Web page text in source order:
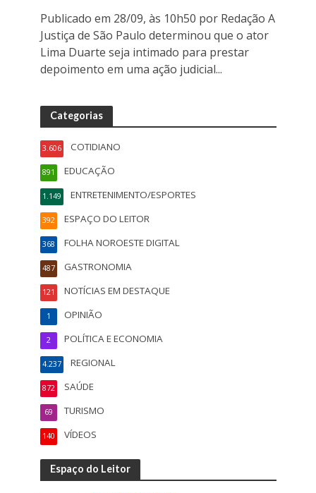
Publicado em 28/09, às 10h50 por Redação A
Justiça de São Paulo determinou que o ator
Lima Duarte seja intimado para prestar
depoimento em uma ação judicial...
Categorias
COTIDIANO
3.606
EDUCAÇÃO
891
ENTRETENIMENTO/ESPORTES
1.149
ESPAÇO DO LEITOR
392
FOLHA NOROESTE DIGITAL
368
GASTRONOMIA
487
NOTÍCIAS EM DESTAQUE
121
OPINIÃO
1
POLÍTICA E ECONOMIA
2
REGIONAL
4.237
SAÚDE
872
TURISMO
69
VÍDEOS
140
Espaço do Leitor